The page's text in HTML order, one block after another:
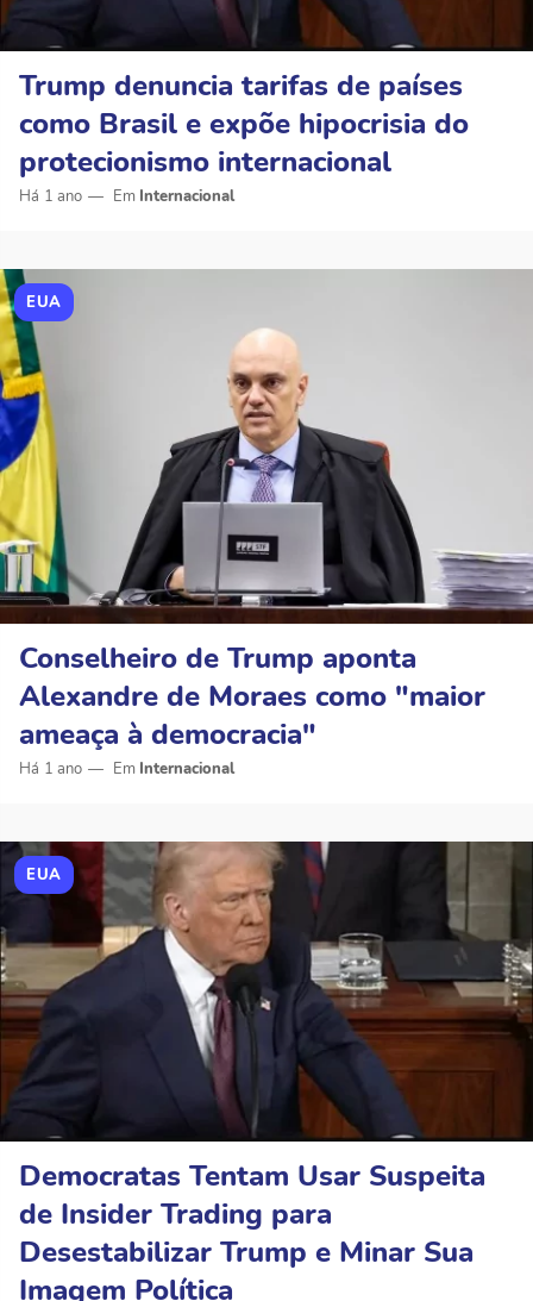
Trump denuncia tarifas de países
como Brasil e expõe hipocrisia do
protecionismo internacional
Há 1 ano Internacional
EUA
Conselheiro de Trump aponta
Alexandre de Moraes como "maior
ameaça à democracia"
Há 1 ano Internacional
EUA
Democratas Tentam Usar Suspeita
de Insider Trading para
Desestabilizar Trump e Minar Sua
Imagem Política